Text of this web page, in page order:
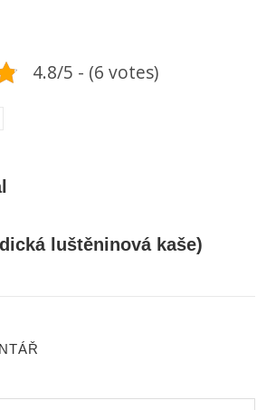
4.8/5 - (6 votes)
luštěninová kaše)